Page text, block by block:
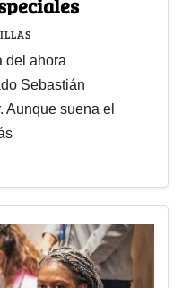
del ahora
Sebastián
Aunque suena el